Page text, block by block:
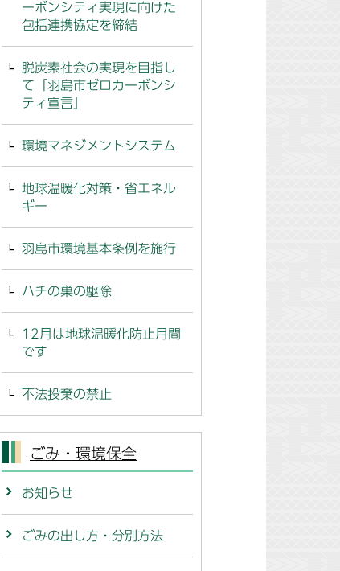
ーボンシティ実現に向けた
包括連携協定を締結
脱炭素社会の実現を目指し
て「羽島市ゼロカーボンシ
ティ宣言」
環境マネジメントシステム
地球温暖化対策・省エネル
ギー
羽島市環境基本条例を施行
ハチの巣の駆除
12月は地球温暖化防止月間
です
不法投棄の禁止
ごみ・環境保全
お知らせ
ごみの出し方・分別方法